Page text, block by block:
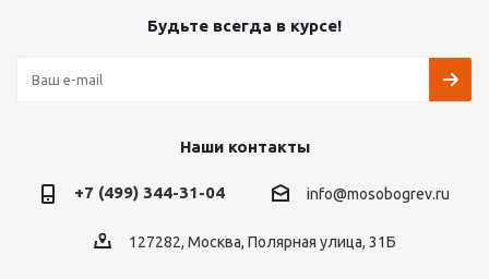
Будьте всегда в курсе!
Наши контакты
+7 (499) 344-31-04 info@mosobogrev.ru
127282, Москва, Полярная улица, 31Б